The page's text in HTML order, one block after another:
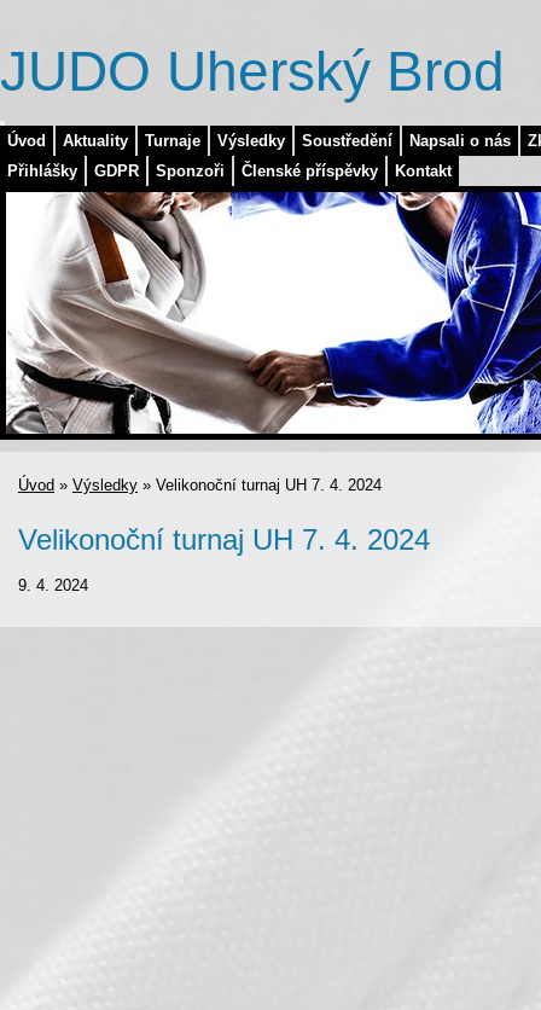
Úvod Aktuality Turnaje Výsledky Soustředění Napsali o nás
Přihlášky
GDPR Sponzoři Členské příspěvky Kontakt
JUDO Uherský Brod
Úvod » Výsledky » Velikonoční turnaj UH 7. 4. 2024
Velikonoční turnaj UH 7. 4. 2024
9. 4. 2024